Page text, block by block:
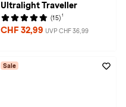
Ultralight Traveller
(15) 1
CHF 32,99 UVP CHF 36,99
Sale